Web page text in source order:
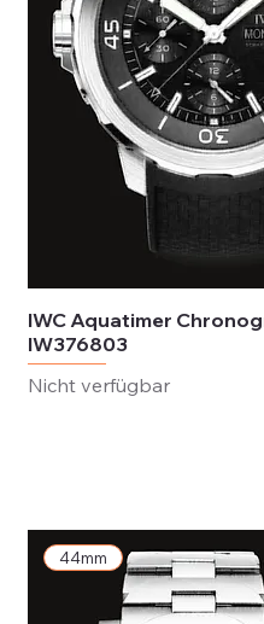
IWC Aquatimer
IW376803
Nicht verfügbar
44mm